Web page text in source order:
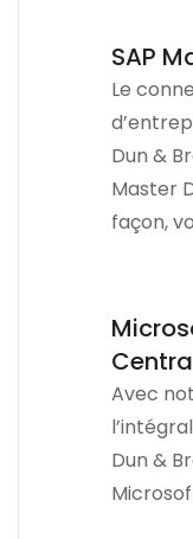
SAP
Le
Dun &
Master
façon,
Avec
Dun &